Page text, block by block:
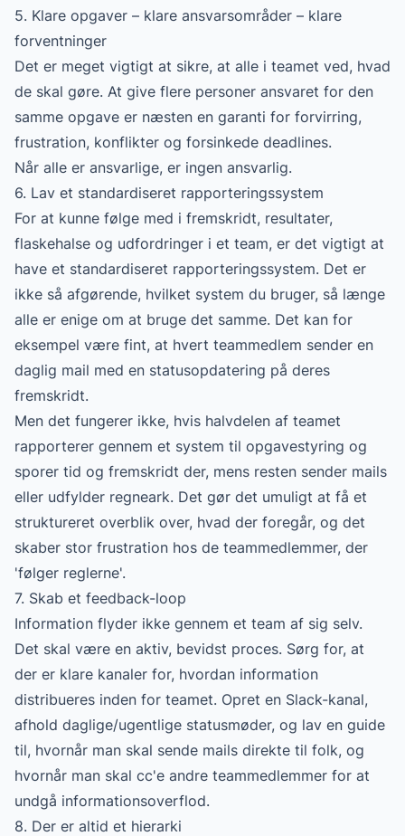
5. Klare opgaver – klare ansvarsområder – klare
forventninger
Det er meget vigtigt at sikre, at alle i teamet ved, hvad
de skal gøre. At give flere personer ansvaret for den
samme opgave er næsten en garanti for forvirring,
frustration, konflikter og forsinkede deadlines.
Når alle er ansvarlige, er ingen ansvarlig.
6. Lav et standardiseret rapporteringssystem
For at kunne følge med i fremskridt, resultater,
flaskehalse og udfordringer i et team, er det vigtigt at
have et standardiseret rapporteringssystem. Det er
ikke så afgørende, hvilket system du bruger, så længe
alle er enige om at bruge det samme. Det kan for
eksempel være fint, at hvert teammedlem sender en
daglig mail med en statusopdatering på deres
fremskridt.
Men det fungerer ikke, hvis halvdelen af teamet
rapporterer gennem et system til opgavestyring og
sporer tid og fremskridt der, mens resten sender mails
eller udfylder regneark. Det gør det umuligt at få et
struktureret overblik over, hvad der foregår, og det
skaber stor frustration hos de teammedlemmer, der
'følger reglerne'.
7. Skab et feedback-loop
Information flyder ikke gennem et team af sig selv.
Det skal være en aktiv, bevidst proces. Sørg for, at
der er klare kanaler for, hvordan information
distribueres inden for teamet. Opret en Slack-kanal,
afhold daglige/ugentlige statusmøder, og lav en guide
til, hvornår man skal sende mails direkte til folk, og
hvornår man skal cc'e andre teammedlemmer for at
undgå informationsoverflod.
8. Der er altid et hierarki